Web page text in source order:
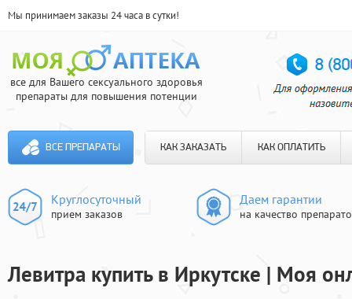
Мы принимаем заказы 24 часа в сутки!
все для Вашего сексуального здоровья
препараты для повышения потенции
ВСЕ ПРЕПАРАТЫ КАК ЗАКАЗАТЬ КАК ОПЛАТИТЬ
Круглосуточный
прием заказов
Даем гарантии
на качество
Левитра купить в Иркутске | Моя